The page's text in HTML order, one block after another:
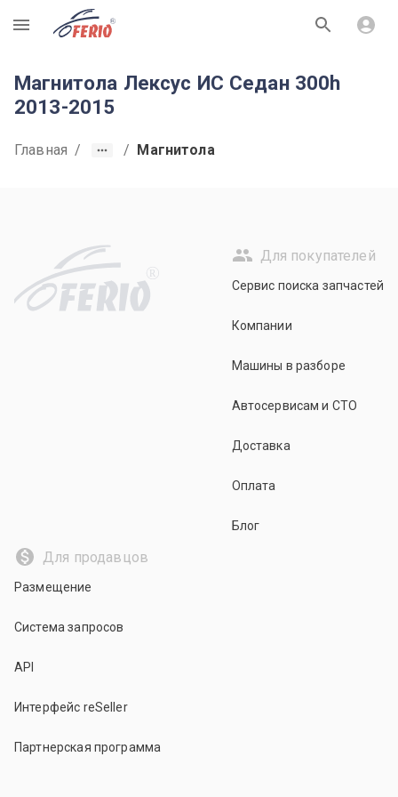
R
Магнитола Лексус ИС Седан 300h
2013-2015
Главная / / Магнитола
R
Для покупателей
Сервис поиска запчастей
Компании
Машины в разборе
Автосервисам и СТО
Доставка
Оплата
Блог
Для продавцов
Размещение
Система запросов
API
Интерфейс reSeller
Партнерская программа